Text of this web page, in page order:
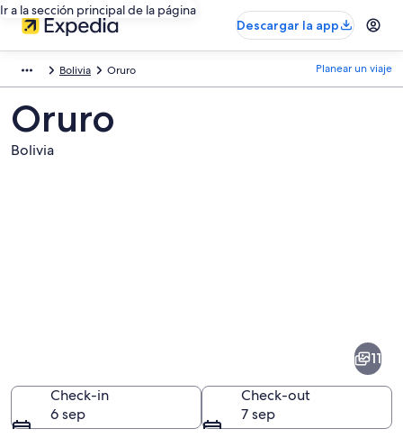
Ir a la sección principal de la página
Descargar la app
Bolivia Oruro Planear un viaje
Oruro
Bolivia
11
Check-in
6 sep
Check-out
7 sep